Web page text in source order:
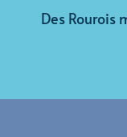
Des Rourois